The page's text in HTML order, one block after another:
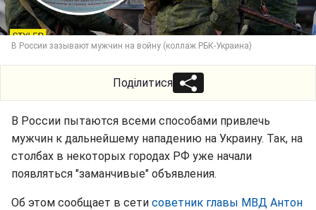
В России зазывают мужчин на войну (коллаж РБК-Украина)
Поділитися
В России пытаются всеми способами привлечь
мужчин к дальнейшему нападению на Украину. Так, на
столбах в некоторых городах РФ уже начали
появляться "заманчивые" объявления.
Об этом сообщает в сети советник главы МВД Антон